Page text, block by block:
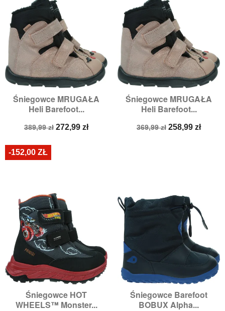
Śniegowce MRUGAŁA
Heli Barefoot...
Cena
389,99 zł Cena
272,99 zł
Śniegowce MRUGAŁA
Heli Barefoot...
Cena
369,99 zł Cena
258,99 zł
Śniegowce HOT
WHEELS™ Monster...
-152,00 ZŁ
Śniegowce Barefoot
BOBUX Alpha...